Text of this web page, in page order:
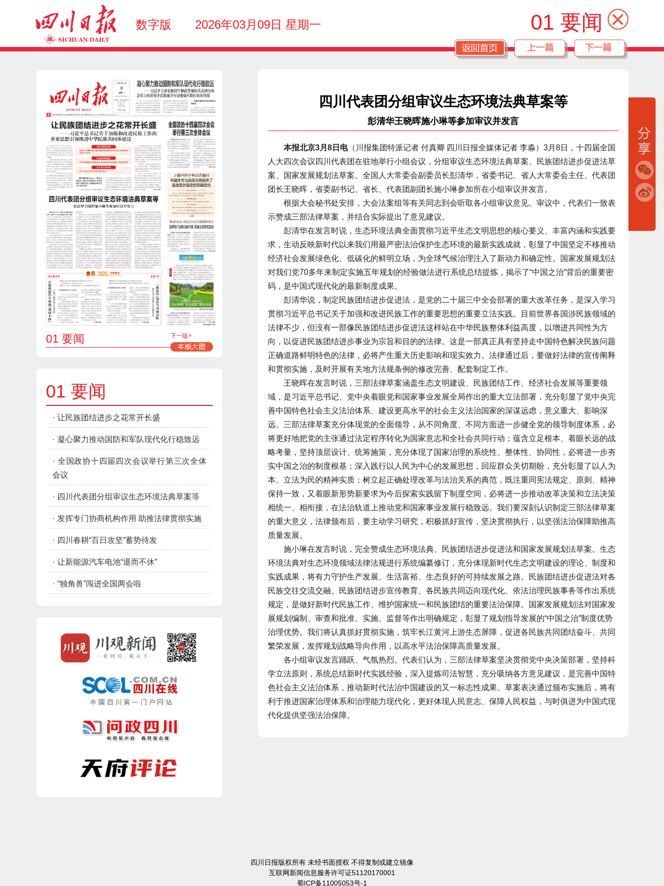
数字版 2026年03月09日 星期一 01 要闻
01 要闻 下一版>
01 要闻
· 让民族团结进步之花常开长盛
· 凝心聚力推动国防和军队现代化行稳致远
· 全国政协十四届四次会议举行第三次全体
会议
· 四川代表团分组审议生态环境法典草案等
· 发挥专门协商机构作用 助推法律贯彻实施
· 四川春耕“百日攻坚”蓄势待发
· 让新能源汽车电池“退而不休”
· “独角兽”闯进全国两会啦
四川代表团分组审议生态环境法典草案等
彭清华王晓晖施小琳等参加审议并发言
本报北京3月8日电（川报集团特派记者 付真卿 四川日报全媒体记者 李淼）3月8日，十四届全国
人大四次会议四川代表团在驻地举行小组会议，分组审议生态环境法典草案、民族团结进步促进法草
案、国家发展规划法草案。全国人大常委会副委员长彭清华，省委书记、省人大常委会主任、代表团
团长王晓晖，省委副书记、省长、代表团副团长施小琳参加所在小组审议并发言。
根据大会秘书处安排，大会法案组等有关同志到会听取各小组审议意见。审议中，代表们一致表
示赞成三部法律草案，并结合实际提出了意见建议。
彭清华在发言时说，生态环境法典全面贯彻习近平生态文明思想的核心要义、丰富内涵和实践要
求，生动反映新时代以来我们用最严密法治保护生态环境的最新实践成就，彰显了中国坚定不移推动
经济社会发展绿色化、低碳化的鲜明立场，为全球气候治理注入了新动力和确定性。国家发展规划法
对我们党70多年来制定实施五年规划的经验做法进行系统总结提炼，揭示了“中国之治”背后的重要密
码，是中国式现代化的最新制度成果。
彭清华说，制定民族团结进步促进法，是党的二十届三中全会部署的重大改革任务，是深入学习
贯彻习近平总书记关于加强和改进民族工作的重要思想的重要立法实践。目前世界各国涉民族领域的
法律不少，但没有一部像民族团结进步促进法这样站在中华民族整体利益高度，以增进共同性为方
向，以促进民族团结进步事业为宗旨和目的的法律。这是一部真正具有坚持走中国特色解决民族问题
正确道路鲜明特色的法律，必将产生重大历史影响和现实效力。法律通过后，要做好法律的宣传阐释
和贯彻实施，及时开展有关地方法规条例的修改完善、配套制定工作。
王晓晖在发言时说，三部法律草案涵盖生态文明建设、民族团结工作、经济社会发展等重要领
域，是习近平总书记、党中央着眼党和国家事业发展全局作出的重大立法部署，充分彰显了党中央完
善中国特色社会主义法治体系、建设更高水平的社会主义法治国家的深谋远虑，意义重大、影响深
远。三部法律草案充分体现党的全面领导，从不同角度、不同方面进一步健全党的领导制度体系，必
将更好地把党的主张通过法定程序转化为国家意志和全社会共同行动；蕴含立足根本、着眼长远的战
略考量，坚持顶层设计、统筹施策，充分体现了国家治理的系统性、整体性、协同性，必将进一步夯
实中国之治的制度根基；深入践行以人民为中心的发展思想，回应群众关切期盼，充分彰显了以人为
本、立法为民的精神实质；树立起正确处理改革与法治关系的典范，既注重同宪法规定、原则、精神
保持一致，又着眼新形势新要求为今后探索实践留下制度空间，必将进一步推动改革决策和立法决策
相统一、相衔接，在法治轨道上推动党和国家事业发展行稳致远。我们要深刻认识制定三部法律草案
的重大意义，法律颁布后，要主动学习研究，积极抓好宣传，坚决贯彻执行，以坚强法治保障助推高
质量发展。
施小琳在发言时说，完全赞成生态环境法典、民族团结进步促进法和国家发展规划法草案。生态
环境法典对生态环境领域法律法规进行系统编纂修订，充分体现新时代生态文明建设的理论、制度和
实践成果，将有力守护生产发展、生活富裕、生态良好的可持续发展之路。民族团结进步促进法对各
民族交往交流交融、民族团结进步宣传教育、各民族共同迈向现代化、依法治理民族事务等作出系统
规定，是做好新时代民族工作、维护国家统一和民族团结的重要法治保障。国家发展规划法对国家发
展规划编制、审查和批准、实施、监督等作出明确规定，彰显了规划指导发展的“中国之治”制度优势
治理优势。我们将认真抓好贯彻实施，筑牢长江黄河上游生态屏障，促进各民族共同团结奋斗、共同
繁荣发展，发挥规划战略导向作用，以高水平法治保障高质量发展。
各小组审议发言踊跃、气氛热烈。代表们认为，三部法律草案坚决贯彻党中央决策部署，坚持科
学立法原则，系统总结新时代实践经验，深入提炼司法智慧，充分吸纳各方意见建议，是完善中国特
色社会主义法治体系，推动新时代法治中国建设的又一标志性成果。草案表决通过颁布实施后，将有
利于推进国家治理体系和治理能力现代化，更好体现人民意志、保障人民权益，与时俱进为中国式现
代化提供坚强法治保障。
四川日报版权所有 未经书面授权 不得复制或建立镜像
互联网新闻信息服务许可证51120170001
蜀ICP备11005053号-1